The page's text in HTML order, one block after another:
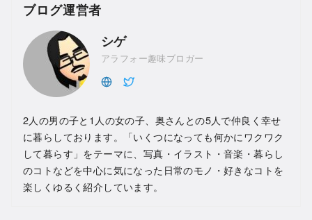
ブログ運営者
シゲ
アラフォー趣味ブロガー
2人の男の子と1人の女の子、奥さんとの5人で仲良く幸せ
に暮らしております。「いくつになっても何かにワクワク
して暮らす」をテーマに、写真・イラスト・音楽・暮らし
のコトなどを中心に気になった日常のモノ・好きなコトを
楽しくゆるく紹介しています。